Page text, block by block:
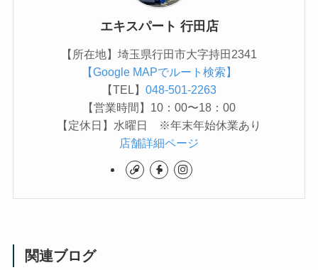
エキスパート 行田店
【所在地】埼玉県行田市大字持田2341
【Google MAPでルート検索】
【TEL】 048-501-2263
【営業時間】10：00〜18：00
【定休日】水曜日 ※年末年始休業あり
店舗詳細ページ
関連ブログ